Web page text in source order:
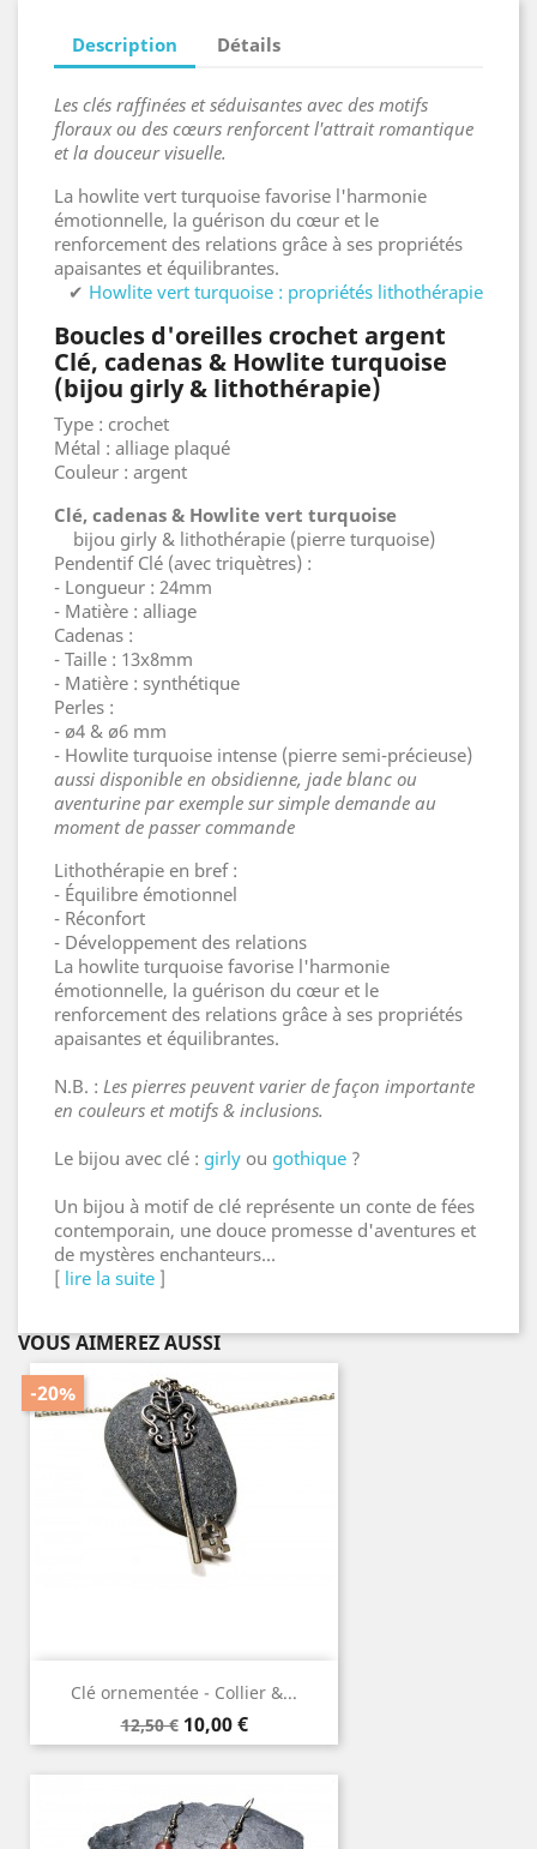
Description Détails
Les clés raffinées et séduisantes avec des motifs
floraux ou des cœurs renforcent l'attrait romantique
et la douceur visuelle.
La howlite vert turquoise favorise l'harmonie
émotionnelle, la guérison du cœur et le
renforcement des relations grâce à ses propriétés
apaisantes et équilibrantes.
✔ Howlite vert turquoise : propriétés lithothérapie
Boucles d'oreilles crochet argent
Clé, cadenas & Howlite turquoise
(bijou girly & lithothérapie)
Type : crochet
Métal : alliage plaqué
Couleur : argent
Clé, cadenas & Howlite vert turquoise
bijou girly & lithothérapie (pierre turquoise)
Pendentif Clé (avec triquètres) :
- Longueur : 24mm
- Matière : alliage
Cadenas :
- Taille : 13x8mm
- Matière : synthétique
Perles :
- ø4 & ø6 mm
- Howlite turquoise intense (pierre semi-précieuse)
aussi disponible en obsidienne, jade blanc ou
aventurine par exemple sur simple demande au
moment de passer commande
Lithothérapie en bref :
- Équilibre émotionnel
- Réconfort
- Développement des relations
La howlite turquoise favorise l'harmonie
émotionnelle, la guérison du cœur et le
renforcement des relations grâce à ses propriétés
apaisantes et équilibrantes.
N.B. : Les pierres peuvent varier de façon importante
en couleurs et motifs & inclusions.
Le bijou avec clé : girly ou gothique ?
Un bijou à motif de clé représente un conte de fées
contemporain, une douce promesse d'aventures et
de mystères enchanteurs...
[ lire la suite ]
VOUS AIMEREZ AUSSI
Clé ornementée - Collier &...
Prix
de
base
12,50 €
-20%
Prix
10,00 €